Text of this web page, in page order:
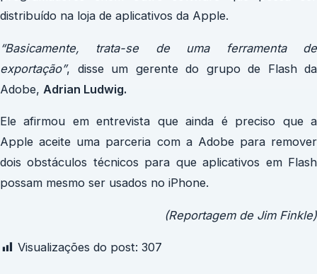
distribuído na loja de aplicativos da Apple.
“Basicamente, trata-se de uma ferramenta de
exportação”, disse um gerente do grupo de Flash da
Adobe, Adrian Ludwig.
Ele afirmou em entrevista que ainda é preciso que a
Apple aceite uma parceria com a Adobe para remover
dois obstáculos técnicos para que aplicativos em Flash
possam mesmo ser usados no iPhone.
(Reportagem de Jim Finkle)
Visualizações do post: 307